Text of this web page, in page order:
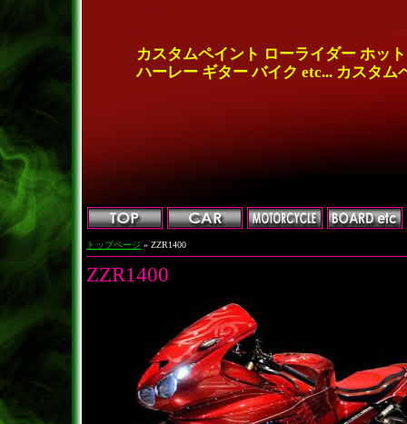
カスタムペイント ローライダー ホッ
ハーレー ギター バイク etc... カスタム
トップページ » ZZR1400
ZZR1400